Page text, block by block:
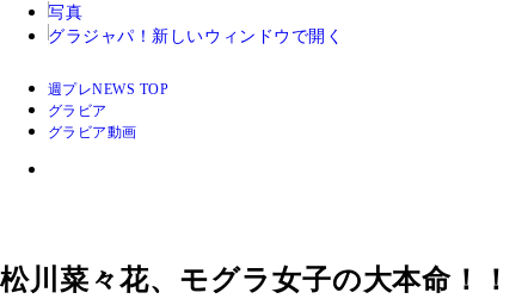
写真
グラジャパ！ 新しいウィンドウで開く
週プレNEWS TOP
グラビア
グラビア動画
松川菜々花、モグラ女子の大本命！！